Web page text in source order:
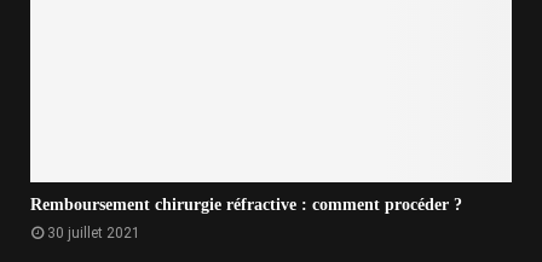
Remboursement chirurgie réfractive : comment procéder ?
30 juillet 2021